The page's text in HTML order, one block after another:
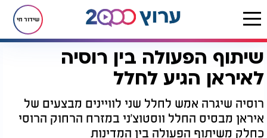
שידור חי
דף הבית חדשות חדשות בעולם שיתוף הפעולה בין רוסיה לאיראן הגיע לחלל
שיתוף הפעולה בין רוסיה
לאיראן הגיע לחלל
רוסיה שיגרה אמש לחלל שני לוויינים מבצעים של
איראן מבסיס החלל ווסטוצ'ני במזרח הרחוק הרוסי
כחלק משיתוף הפעולה בין המדינות